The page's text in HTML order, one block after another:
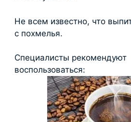
Не всем известно, что
с похмелья.
Специалисты рекомендуют
воспользоваться: